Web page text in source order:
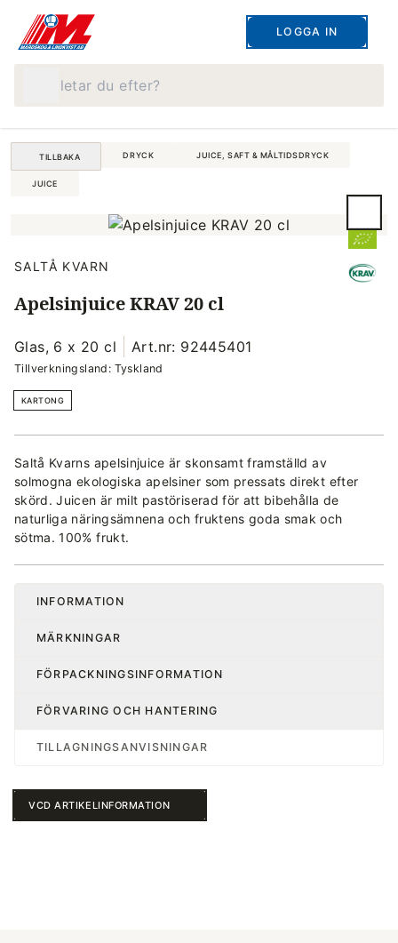
LOGGA IN
TILLBAKA DRYCK JUICE, SAFT & MÅLTIDSDRYCK
JUICE
SALTÅ KVARN
Apelsinjuice KRAV 20 cl
Glas, 6 x 20 cl Art.nr: 92445401
Tillverkningsland: Tyskland
KARTONG
Saltå Kvarns apelsinjuice är skonsamt framställd av
solmogna ekologiska apelsiner som pressats direkt efter
skörd. Juicen är milt pastöriserad för att bibehålla de
naturliga näringsämnena och fruktens goda smak och
sötma. 100% frukt.
INFORMATION
MÄRKNINGAR
FÖRPACKNINGSINFORMATION
FÖRVARING OCH HANTERING
TILLAGNINGSANVISNINGAR
VCD ARTIKELINFORMATION